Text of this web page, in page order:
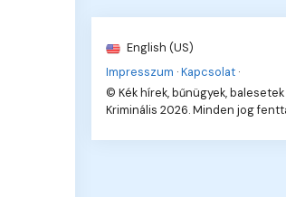
English (US)
Impresszum ·Kapcsolat ·
© Kék hírek, bűnügyek,
Kriminális 2026. Minden jog